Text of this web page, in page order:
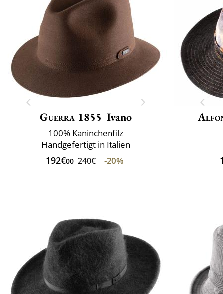
Guerra 1855 Ivano
100% Kaninchenfilz
Handgefertigt in Italien
192€00 240€ -20%